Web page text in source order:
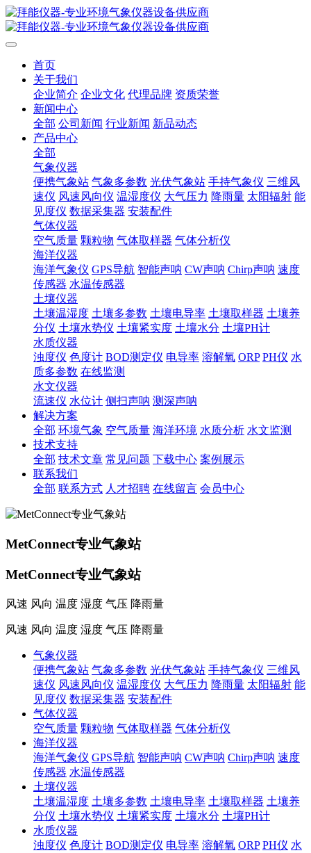
首页
关于我们
企业简介 企业文化 代理品牌 资质荣誉
新闻中心
全部 公司新闻 行业新闻 新品动态
产品中心
全部
气象仪器
便携气象站 气象多参数 光伏气象站 手持气象仪 三维风
速仪 风速风向仪 温湿度仪 大气压力 降雨量 太阳辐射 能
见度仪 数据采集器 安装配件
气体仪器
空气质量 颗粒物 气体取样器 气体分析仪
海洋仪器
海洋气象仪 GPS导航 智能声呐 CW声呐 Chirp声呐 速度
传感器 水温传感器
土壤仪器
土壤温湿度 土壤多参数 土壤电导率 土壤取样器 土壤养
分仪 土壤水势仪 土壤紧实度 土壤水分 土壤PH计
水质仪器
浊度仪 色度计 BOD测定仪 电导率 溶解氧 ORP PH仪 水
质多参数 在线监测
水文仪器
流速仪 水位计 侧扫声呐 测深声呐
解决方案
全部 环境气象 空气质量 海洋环境 水质分析 水文监测
技术支持
全部 技术文章 常见问题 下载中心 案例展示
联系我们
全部 联系方式 人才招聘 在线留言 会员中心
MetConnect专业气象站
MetConnect专业气象站
风速 风向 温度 湿度 气压 降雨量
风速 风向 温度 湿度 气压 降雨量
气象仪器
便携气象站 气象多参数 光伏气象站 手持气象仪 三维风
速仪 风速风向仪 温湿度仪 大气压力 降雨量 太阳辐射 能
见度仪 数据采集器 安装配件
气体仪器
空气质量 颗粒物 气体取样器 气体分析仪
海洋仪器
海洋气象仪 GPS导航 智能声呐 CW声呐 Chirp声呐 速度
传感器 水温传感器
土壤仪器
土壤温湿度 土壤多参数 土壤电导率 土壤取样器 土壤养
分仪 土壤水势仪 土壤紧实度 土壤水分 土壤PH计
水质仪器
浊度仪 色度计 BOD测定仪 电导率 溶解氧 ORP PH仪 水